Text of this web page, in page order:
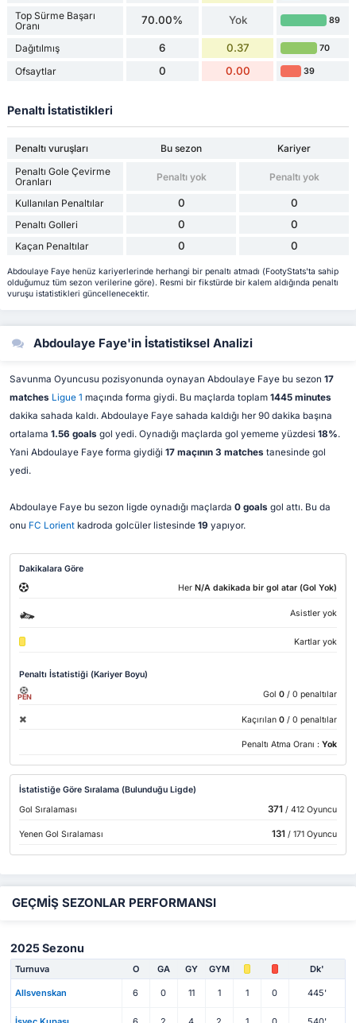
Top Sürme Başarı
Oranı
70.00% Yok 89
Dağıtılmış 6 0.37 70
Ofsaytlar 0 0.00 39
Penaltı İstatistikleri
Penaltı vuruşları Bu sezon
Kariyer
Penaltı Gole Çevirme
Oranları
Penaltı yok Penaltı yok
Kullanılan Penaltılar 0 0
Penaltı Golleri 0 0
Kaçan Penaltılar 0 0
Abdoulaye Faye henüz kariyerlerinde herhangi bir penaltı atmadı (FootyStats'ta sahip
olduğumuz tüm sezon verilerine göre). Resmi bir fikstürde bir kalem aldığında penaltı
vuruşu istatistikleri güncellenecektir.
Abdoulaye Faye'in İstatistiksel Analizi
Savunma Oyuncusu pozisyonunda oynayan Abdoulaye Faye bu sezon 17
matches Ligue 1 maçında forma giydi. Bu maçlarda toplam 1445 minutes
dakika sahada kaldı. Abdoulaye Faye sahada kaldığı her 90 dakika başına
ortalama 1.56 goals gol yedi. Oynadığı maçlarda gol yememe yüzdesi 18%.
Yani Abdoulaye Faye forma giydiği 17 maçının 3 matches tanesinde gol
yedi.
Abdoulaye Faye bu sezon ligde oynadığı maçlarda 0 goals gol attı. Bu da
onu FC Lorientkadroda golcüler listesinde 19 yapıyor.
Dakikalara Göre
Her N/A dakikada bir gol atar (Gol Yok)
Asistler yok
Kartlar yok
Penaltı İstatistiği (Kariyer Boyu)
PEN Gol 0 / 0 penaltılar
Kaçırılan 0 / 0 penaltılar
Penaltı Atma Oranı : Yok
İstatistiğe Göre Sıralama (Bulunduğu Ligde)
Gol Sıralaması
371 / 412 Oyuncu
Yenen Gol Sıralaması 131 / 171 Oyuncu
GEÇMİŞ SEZONLAR PERFORMANSI
2025 Sezonu
Turnuva O GA GY GYM Dk'
Allsvenskan 6 0 11 1 1 0 445'